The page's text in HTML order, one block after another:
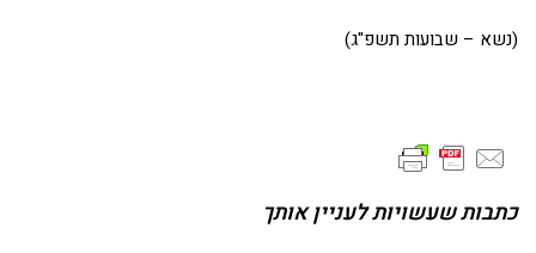
(נשא – שבועות תשפ"ג)
כתבות שעשויות לעניין אותך